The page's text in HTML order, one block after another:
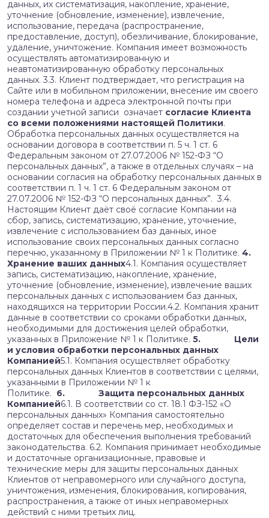
данных, их систематизация, накопление, хранение,
уточнение (обновление, изменение), извлечение,
использование, передача (распространение,
предоставление, доступ), обезличивание, блокирование,
удаление, уничтожение. Компания имеет возможность
осуществлять автоматизированную и
неавтоматизированную обработку персональных
данных. 3.3. Клиент подтверждает, что регистрация на
Сайте или в мобильном приложении, внесение им своего
номера телефона и адреса электронной почты при
создании учетной записи означает согласие Клиента
со всеми положениями настоящей Политики.
Обработка персональных данных осуществляется на
основании договора в соответствии п. 5 ч. 1 ст. 6
Федеральным законом от 27.07.2006 № 152-ФЗ “О
персональных данных”, а также в отдельных случаях – на
основании согласия на обработку персональных данных в
соответствии п. 1 ч. 1 ст. 6 Федеральным законом от
27.07.2006 № 152-ФЗ “О персональных данных”. 3.4.
Настоящим Клиент даёт своё согласие Компании на
сбор, запись, систематизацию, хранение, уточнение,
извлечение с использованием баз данных, иное
использование своих персональных данных согласно
перечню, указанному в Приложении № 1 к Политике. 4.
Хранение ваших данных4.1. Компания осуществляет
запись, систематизацию, накопление, хранение,
уточнение (обновление, изменение), извлечение ваших
персональных данных с использованием баз данных,
находящихся на территории России.4.2. Компания хранит
данные в соответствии со сроками обработки данных,
необходимыми для достижения целей обработки,
указанных в Приложение № 1 к Политике. 5. Цели
и условия обработки персональных данных
Компанией5.1. Компания осуществляет обработку
персональных данных Клиентов в соответствии с целями,
указанными в Приложении № 1 к
Политике. 6. Защита персональных данных
Компанией6.1. В соответствии со ст. 18.1 ФЗ-152 «О
персональных данных» Компания самостоятельно
определяет состав и перечень мер, необходимых и
достаточных для обеспечения выполнения требований
законодательства. 6.2. Компания принимает необходимые
и достаточные организационные, правовые и
технические меры для защиты персональных данных
Клиентов от неправомерного или случайного доступа,
уничтожения, изменения, блокирования, копирования,
распространения, а также от иных неправомерных
действий с ними третьих лиц.